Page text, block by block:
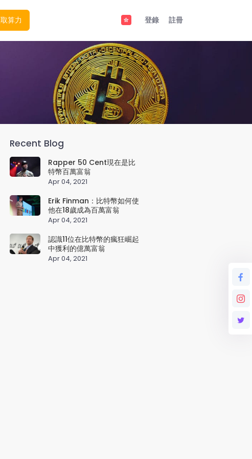
算力 登錄 註冊
Recent Blog
Rapper 50 Cent現在是比
特幣百萬富翁
Apr 04, 2021
Erik Finman：比特幣如何使
他在18歲成為百萬富翁
Apr 04, 2021
認識11位在比特幣的瘋狂崛起
中獲利的億萬富翁
Apr 04, 2021